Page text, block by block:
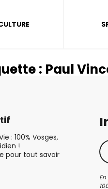
: Paul
: 100% Vosges,
!
pour tout savoir